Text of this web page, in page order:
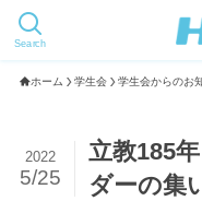
Search
ホーム 学生会 学生会からのお
立教185
ダーの集
2022
5/25